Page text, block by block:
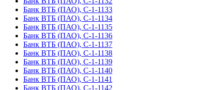
Банк ВТБ (ПАО), С-1-1133
Банк ВТБ (ПАО), С-1-1134
Банк ВТБ (ПАО), С-1-1135
Банк ВТБ (ПАО), С-1-1136
Банк ВТБ (ПАО), С-1-1137
Банк ВТБ (ПАО), С-1-1138
Банк ВТБ (ПАО), С-1-1139
Банк ВТБ (ПАО), С-1-1140
Банк ВТБ (ПАО), С-1-1141
Банк ВТБ (ПАО), С-1-1142